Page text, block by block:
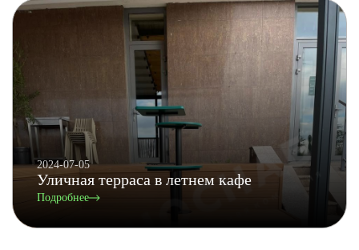
2024-07-05
Уличная терраса в летнем кафе
Подробнее